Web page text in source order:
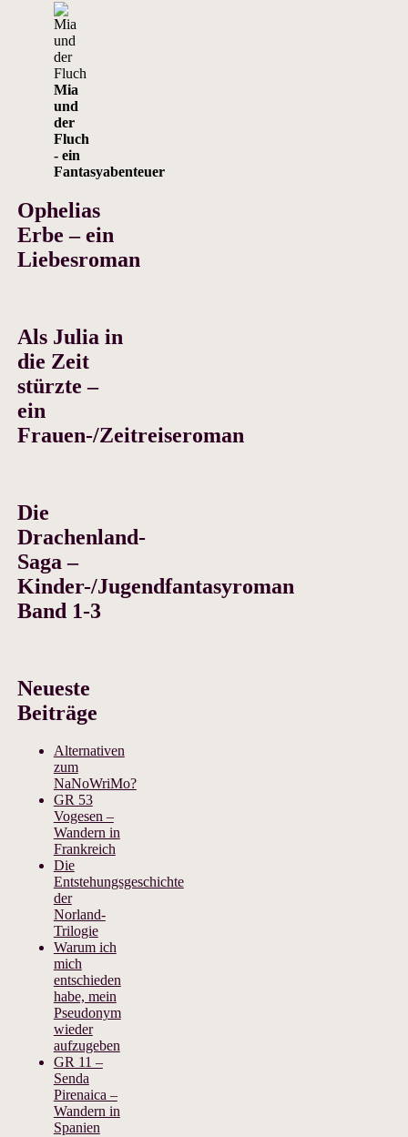
Mia
und
der
Fluch
- ein
Fantasyabenteuer
Ophelias
Erbe – ein
Liebesroman
Als Julia in
die Zeit
stürzte –
ein
Frauen-/Zeitreiseroman
Die
Drachenland-
Saga –
Kinder-/Jugendfantasyroman
Band 1-3
Neueste
Beiträge
Alternativen
zum
NaNoWriMo?
GR 53
Vogesen –
Wandern in
Frankreich
Die
Entstehungsgeschichte
der
Norland-
Trilogie
Warum ich
mich
entschieden
habe, mein
Pseudonym
wieder
aufzugeben
GR 11 –
Senda
Pirenaica –
Wandern in
Spanien